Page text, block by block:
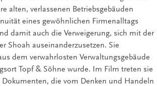
alten, verlassenen Betriebsgebäuden
eines gewöhnlichen Firmenalltags
damit auch die Verweigerung, sich mit der
Shoah auseinanderzusetzen. Sie
dem verwahrlosten Verwaltungsgebäude
Topf & Söhne wurde. Im Film treten sie
die vom Denken und Handeln